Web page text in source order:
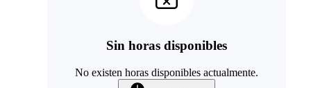
Sin horas disponibles
No existen horas disponibles actualmente.